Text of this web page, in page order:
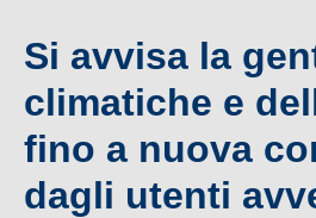
Si avvisa la
climatiche e
fino a nuova
dagli utenti